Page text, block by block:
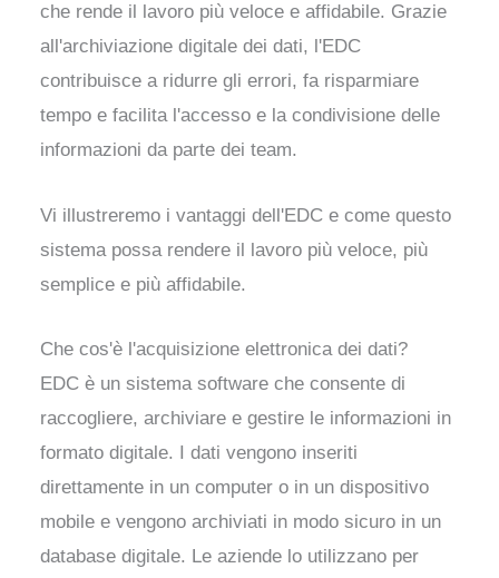
che rende il lavoro più veloce e affidabile. Grazie
all'archiviazione digitale dei dati, l'EDC
contribuisce a ridurre gli errori, fa risparmiare
tempo e facilita l'accesso e la condivisione delle
informazioni da parte dei team.
Vi illustreremo i vantaggi dell'EDC e come questo
sistema possa rendere il lavoro più veloce, più
semplice e più affidabile.
Che cos'è l'acquisizione elettronica dei dati?
EDC è un sistema software che consente di
raccogliere, archiviare e gestire le informazioni in
formato digitale. I dati vengono inseriti
direttamente in un computer o in un dispositivo
mobile e vengono archiviati in modo sicuro in un
database digitale. Le aziende lo utilizzano per